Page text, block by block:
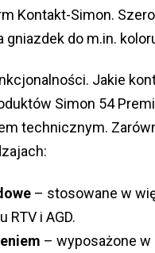
Kontakt-Simon.
do m.in.
Jakie
Simon 54
technicznym.
– stosowane w
RTV i AGD.
– wyposażone